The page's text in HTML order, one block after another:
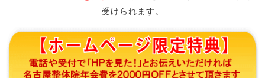
受けられます。